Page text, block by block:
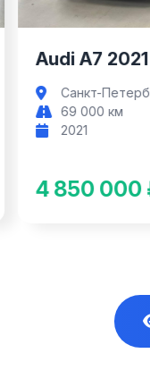
Audi
32
4